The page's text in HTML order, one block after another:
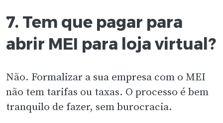
7. Tem que pagar para
abrir MEI para loja virtual?
Não. Formalizar a sua empresa com o MEI
não tem tarifas ou taxas. O processo é bem
tranquilo de fazer, sem burocracia.